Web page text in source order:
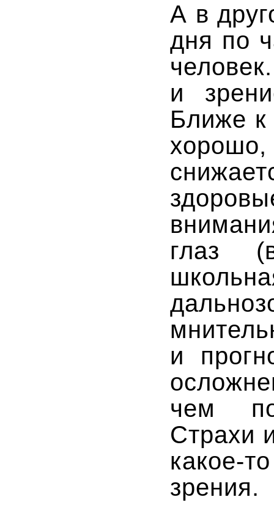
А в
дня по
и
Ближе к
глаз
и
чем
Страхи
какое-то
зрения.